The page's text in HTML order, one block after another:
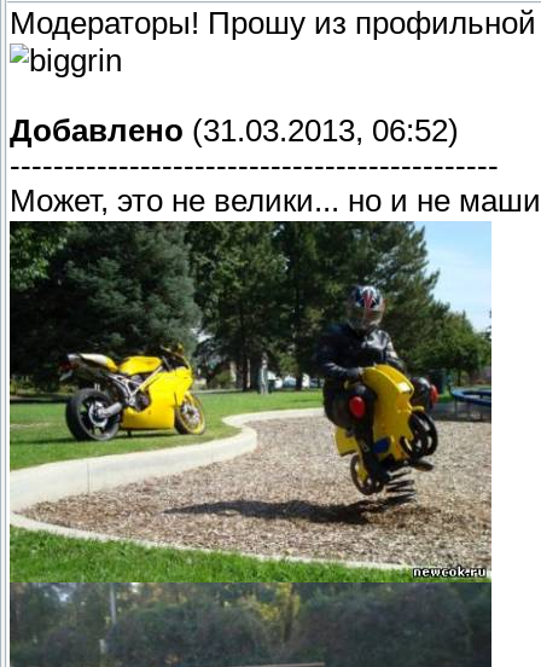
Модераторы! Прошу из
Добавлено (31.03.2013, 06:52)
---------------------------------------------
Может, это не велики... но и не